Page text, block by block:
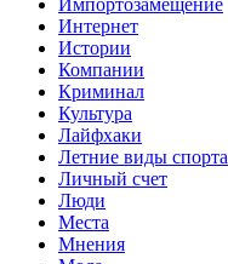
Интернет
Истории
Компании
Криминал
Культура
Лайфхаки
Летние виды спорта
Личный счет
Люди
Места
Мнения